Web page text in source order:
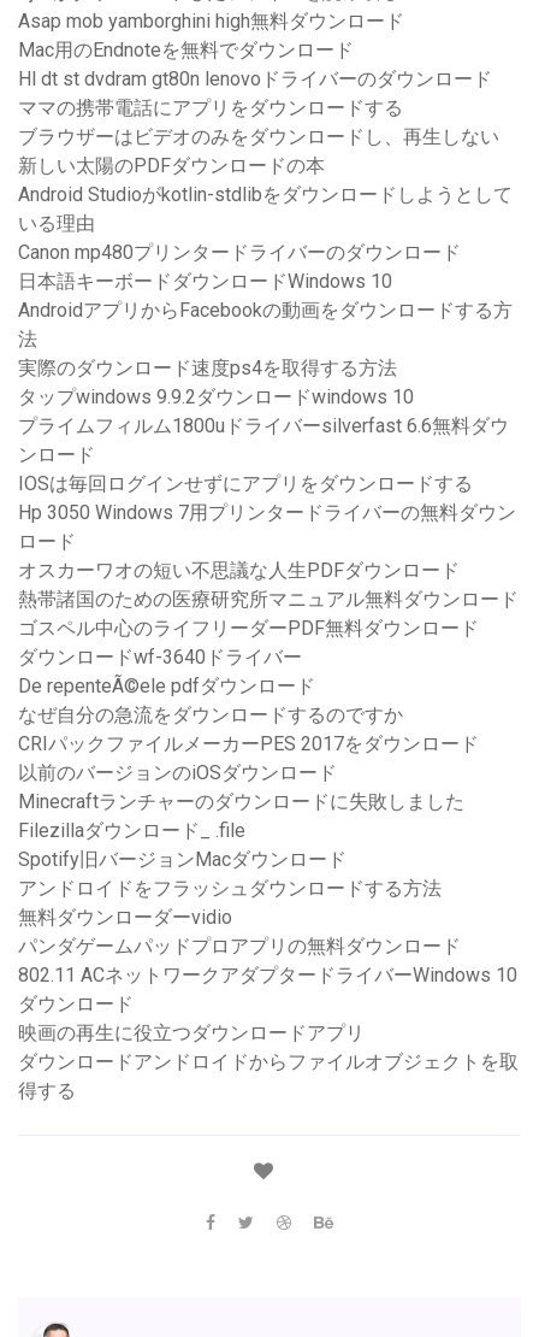
Asap mob yamborghini high無料ダウンロード
Mac用のEndnoteを無料でダウンロード
Hl dt st dvdram gt80n lenovoドライバーのダウンロード
ママの携帯電話にアプリをダウンロードする
ブラウザーはビデオのみをダウンロードし、再生しない
新しい太陽のPDFダウンロードの本
Android Studioがkotlin-stdlibをダウンロードしようとして
いる理由
Canon mp480プリンタードライバーのダウンロード
日本語キーボードダウンロードWindows 10
AndroidアプリからFacebookの動画をダウンロードする方
法
実際のダウンロード速度ps4を取得する方法
タップwindows 9.9.2ダウンロードwindows 10
プライムフィルム1800uドライバーsilverfast 6.6無料ダウ
ンロード
IOSは毎回ログインせずにアプリをダウンロードする
Hp 3050 Windows 7用プリンタードライバーの無料ダウン
ロード
オスカーワオの短い不思議な人生PDFダウンロード
熱帯諸国のための医療研究所マニュアル無料ダウンロード
ゴスペル中心のライフリーダーPDF無料ダウンロード
ダウンロードwf-3640ドライバー
De repenteÃ©ele pdfダウンロード
なぜ自分の急流をダウンロードするのですか
CRIパックファイルメーカーPES 2017をダウンロード
以前のバージョンのiOSダウンロード
Minecraftランチャーのダウンロードに失敗しました
Filezillaダウンロード_ .file
Spotify旧バージョンMacダウンロード
アンドロイドをフラッシュダウンロードする方法
無料ダウンローダーvidio
パンダゲームパッドプロアプリの無料ダウンロード
802.11 ACネットワークアダプタードライバーWindows 10
ダウンロード
映画の再生に役立つダウンロードアプリ
ダウンロードアンドロイドからファイルオブジェクトを取
得する